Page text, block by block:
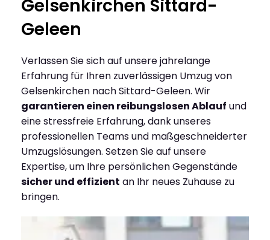
Gelsenkirchen Sittard-
Geleen
Verlassen Sie sich auf unsere jahrelange
Erfahrung für Ihren zuverlässigen Umzug von
Gelsenkirchen nach Sittard-Geleen. Wir
garantieren einen reibungslosen Ablauf und
eine stressfreie Erfahrung, dank unseres
professionellen Teams und maßgeschneiderter
Umzugslösungen. Setzen Sie auf unsere
Expertise, um Ihre persönlichen Gegenstände
sicher und effizient an Ihr neues Zuhause zu
bringen.